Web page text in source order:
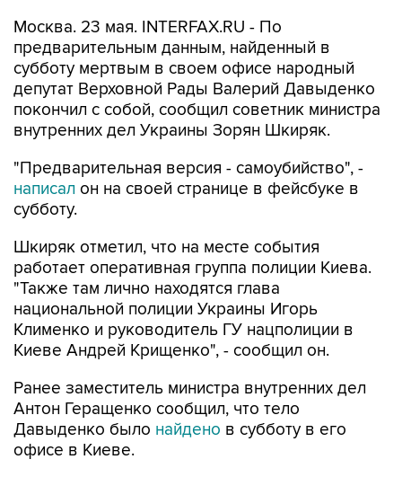
Москва. 23 мая. INTERFAX.RU - По
предварительным данным, найденный в
субботу мертвым в своем офисе народный
депутат Верховной Рады Валерий Давыденко
покончил с собой, сообщил советник министра
внутренних дел Украины Зорян Шкиряк.
"Предварительная версия - самоубийство", -
написал он на своей странице в фейсбуке в
субботу.
Шкиряк отметил, что на месте события
работает оперативная группа полиции Киева.
"Также там лично находятся глава
национальной полиции Украины Игорь
Клименко и руководитель ГУ нацполиции в
Киеве Андрей Крищенко", - сообщил он.
Ранее заместитель министра внутренних дел
Антон Геращенко сообщил, что тело
Давыденко было найдено в субботу в его
офисе в Киеве.